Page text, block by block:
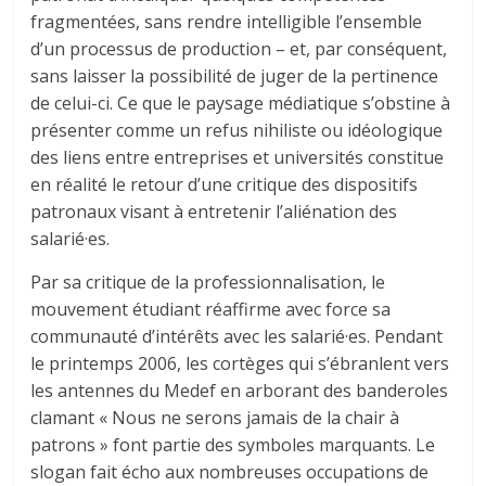
fragmentées, sans rendre intelligible l’ensemble
d’un processus de production – et, par conséquent,
sans laisser la possibilité de juger de la pertinence
de celui-ci. Ce que le paysage médiatique s’obstine à
présenter comme un refus nihiliste ou idéologique
des liens entre entreprises et universités constitue
en réalité le retour d’une critique des dispositifs
patronaux visant à entretenir l’aliénation des
salarié·es.
Par sa critique de la professionnalisation, le
mouvement étudiant réaffirme avec force sa
communauté d’intérêts avec les salarié·es. Pendant
le printemps 2006, les cortèges qui s’ébranlent vers
les antennes du Medef en arborant des banderoles
clamant « Nous ne serons jamais de la chair à
patrons » font partie des symboles marquants. Le
slogan fait écho aux nombreuses occupations de